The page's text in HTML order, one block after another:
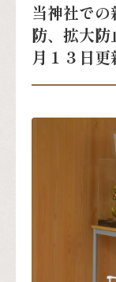
当神社で
防、拡大
月１３日更